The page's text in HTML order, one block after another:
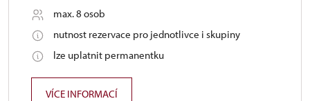
max. 8 osob
nutnost rezervace pro jednotlivce i skupiny
lze uplatnit permanentku
VÍCE INFORMACÍ